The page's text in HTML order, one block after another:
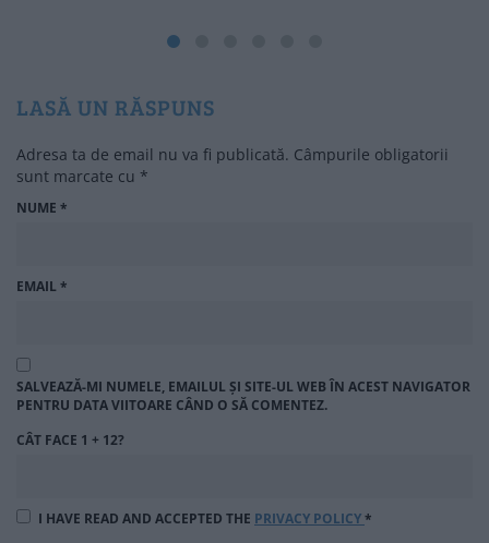
LASĂ UN RĂSPUNS
Adresa ta de email nu va fi publicată. Câmpurile obligatorii
sunt marcate cu *
NUME *
EMAIL*
SALVEAZĂ-MI NUMELE, EMAILUL ȘI SITE-UL WEB ÎN ACEST NAVIGATOR
PENTRU DATA VIITOARE CÂND O SĂ COMENTEZ.
CÂT FACE 1 + 12?
I HAVE READ AND ACCEPTED THE PRIVACY POLICY*